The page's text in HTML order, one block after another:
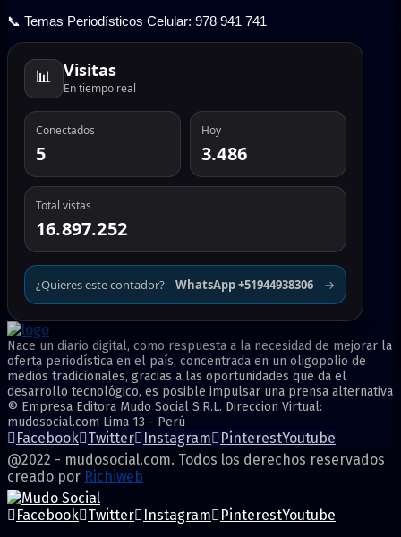
📞 Temas Periodísticos Celular: 978 941 741
📊 Visitas
En tiempo real
Conectados
5
Hoy
3.486
Total vistas
16.897.252
¿Quieres este contador? WhatsApp +51944938306 →
Nace un diario digital, como respuesta a la necesidad de mejorar la
oferta periodística en el país, concentrada en un oligopolio de
medios tradicionales, gracias a las oportunidades que da el
desarrollo tecnológico, es posible impulsar una prensa alternativa
© Empresa Editora Mudo Social S.R.L. Direccion Virtual:
mudosocial.com Lima 13 - Perú
Facebook Twitter Instagram PinterestYoutube
@2022 - mudosocial.com. Todos los derechos reservados
creado por Richiweb
Facebook Twitter Instagram PinterestYoutube